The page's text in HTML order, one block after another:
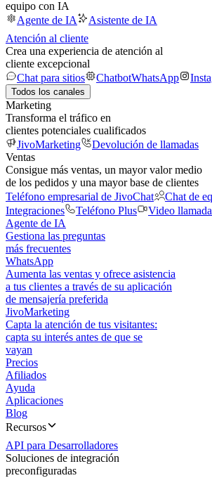
equipo con IA
Agente de IA
Asistente de IA
Atención al cliente
Crea una experiencia de atención al
cliente excepcional
Chat para sitios
ChatbotWhatsApp
Todos los canales
Marketing
Transforma el tráfico en
clientes potenciales cualificados
JivoMarketing
Devolución de llamadas
Ventas
Consigue más ventas, un mayor valor medio
de los pedidos y una mayor base de clientes
Teléfono empresarial de JivoChat
Chat de
Integraciones
Teléfono Plus Video
Agente de IA
Gestiona las preguntas
más frecuentes
WhatsApp
Aumenta las ventas y ofrece asistencia
a tus clientes a través de su aplicación
de mensajería preferida
JivoMarketing
Capta la atención de tus visitantes:
capta su interés antes de que se
vayan
Precios
Afiliados
Ayuda
Aplicaciones
Blog
Recursos
API para Desarrolladores
Soluciones de integración
preconfiguradas